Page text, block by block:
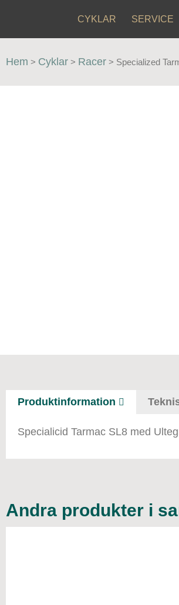
CYKLAR SERVICE
Hem > Cyklar > Racer > Specialized
Produktinformation
Specialicid Tarmac SL8 med
Andra produkter i